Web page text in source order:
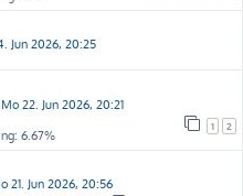
Jun 2026, 20:25
Mo 22. Jun 2026, 20:21
1 2
6.67%
21. Jun 2026, 20:56